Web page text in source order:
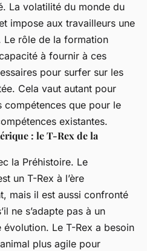
La volatilité du monde du
impose aux travailleurs une
Le rôle de la formation
à fournir à ces
pour surfer sur les
Cela vaut autant pour
compétences que pour le
existantes.
: le T-Rex de la
la Préhistoire. Le
un T-Rex à l’ère
mais il est aussi confronté
ne s’adapte pas à un
Le T-Rex a besoin
plus agile pour